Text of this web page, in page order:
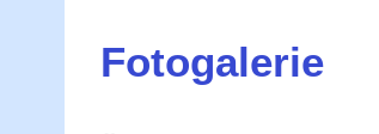
Fotogalerie